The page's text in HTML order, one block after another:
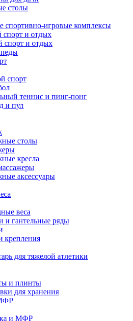
столы
спортивно-игровые комплексы
спорт и отдых
спорт и отдых
спорт
теннис и пинг-понг
и пул
столы
кресла
аксессуары
веса
и гантельные ряды
крепления
для тяжелой атлетики
и плинты
для хранения
и МФР